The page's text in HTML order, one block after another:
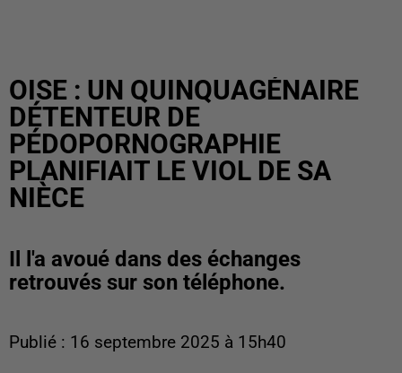
OISE : UN QUINQUAGÉNAIRE
DÉTENTEUR DE
PÉDOPORNOGRAPHIE
PLANIFIAIT LE VIOL DE SA
NIÈCE
Il l'a avoué dans des échanges
retrouvés sur son téléphone.
Publié : 16 septembre 2025 à 15h40